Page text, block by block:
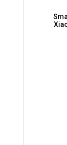
I Need Some Space